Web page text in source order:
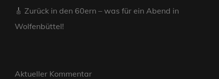
🎸 Zurück in den 60ern – was für ein Abend in
Wolfenbüttel!
Aktueller Kommentar